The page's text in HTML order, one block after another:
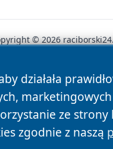
działała
ze
zgodnie z naszą
© 2026
Autorzy Polityka